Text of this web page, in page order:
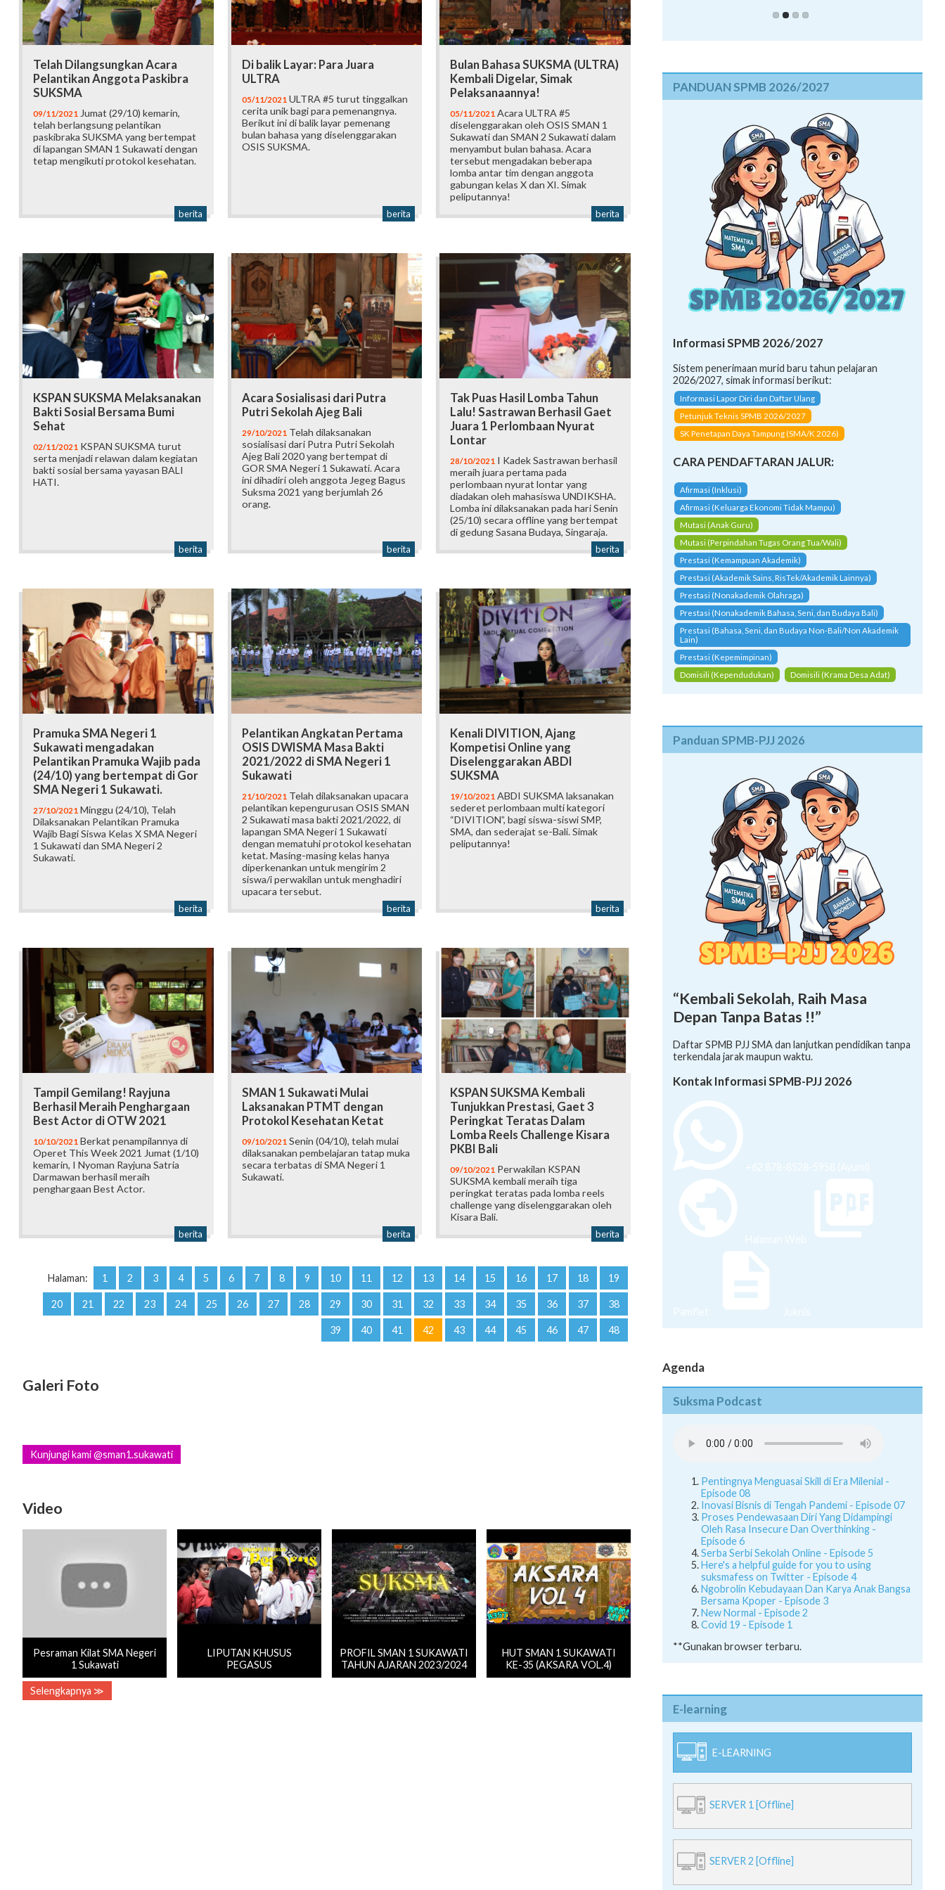
Telah Dilangsungkan Acara
Pelantikan Anggota Paskibra
SUKSMA
09/11/2021 Jumat (29/10) kemarin,
telah berlangsung pelantikan
paskibraka SUKSMA yang bertempat
di lapangan SMAN 1 Sukawati dengan
tetap mengikuti protokol kesehatan.
berita
Di balik Layar: Para Juara
ULTRA
05/11/2021 ULTRA #5 turut tinggalkan
cerita unik bagi para pemenangnya.
Berikut ini di balik layar pemenang
bulan bahasa yang diselenggarakan
OSIS SUKSMA.
berita
Bulan Bahasa SUKSMA (ULTRA)
Kembali Digelar, Simak
Pelaksanaannya!
05/11/2021 Acara ULTRA #5
diselenggarakan oleh OSIS SMAN 1
Sukawati dan SMAN 2 Sukawati dalam
menyambut bulan bahasa. Acara
tersebut mengadakan beberapa
lomba antar tim dengan anggota
gabungan kelas X dan XI. Simak
peliputannya!
berita
KSPAN SUKSMA Melaksanakan
Bakti Sosial Bersama Bumi
Sehat
02/11/2021 KSPAN SUKSMA turut
serta menjadi relawan dalam kegiatan
bakti sosial bersama yayasan BALI
HATI.
berita
Acara Sosialisasi dari Putra
Putri Sekolah Ajeg Bali
29/10/2021 Telah dilaksanakan
sosialisasi dari Putra Putri Sekolah
Ajeg Bali 2020 yang bertempat di
GOR SMA Negeri 1 Sukawati. Acara
ini dihadiri oleh anggota Jegeg Bagus
Suksma 2021 yang berjumlah 26
orang.
berita
Tak Puas Hasil Lomba Tahun
Lalu! Sastrawan Berhasil Gaet
Juara 1 Perlombaan Nyurat
Lontar
28/10/2021 I Kadek Sastrawan berhasil
meraih juara pertama pada
perlombaan nyurat lontar yang
diadakan oleh mahasiswa UNDIKSHA.
Lomba ini dilaksanakan pada hari Senin
(25/10) secara offline yang bertempat
di gedung Sasana Budaya, Singaraja.
berita
Pramuka SMA Negeri 1
Sukawati mengadakan
Pelantikan Pramuka Wajib pada
(24/10) yang bertempat di Gor
SMA Negeri 1 Sukawati.
27/10/2021 Minggu (24/10), Telah
Dilaksanakan Pelantikan Pramuka
Wajib Bagi Siswa Kelas X SMA Negeri
1 Sukawati dan SMA Negeri 2
Sukawati.
berita
Pelantikan Angkatan Pertama
OSIS DWISMA Masa Bakti
2021/2022 di SMA Negeri 1
Sukawati
21/10/2021 Telah dilaksanakan upacara
pelantikan kepengurusan OSIS SMAN
2 Sukawati masa bakti 2021/2022, di
lapangan SMA Negeri 1 Sukawati
dengan mematuhi protokol kesehatan
ketat. Masing-masing kelas hanya
diperkenankan untuk mengirim 2
siswa/i perwakilan untuk menghadiri
upacara tersebut.
berita
Kenali DIVITION, Ajang
Kompetisi Online yang
Diselenggarakan ABDI
SUKSMA
19/10/2021 ABDI SUKSMA laksanakan
sederet perlombaan multi kategori
“DIVITION”, bagi siswa-siswi SMP,
SMA, dan sederajat se-Bali. Simak
peliputannya!
berita
Tampil Gemilang! Rayjuna
Berhasil Meraih Penghargaan
Best Actor di OTW 2021
10/10/2021 Berkat penampilannya di
Operet This Week 2021 Jumat (1/10)
kemarin, I Nyoman Rayjuna Satria
Darmawan berhasil meraih
penghargaan Best Actor.
berita
SMAN 1 Sukawati Mulai
Laksanakan PTMT dengan
Protokol Kesehatan Ketat
09/10/2021 Senin (04/10), telah mulai
dilaksanakan pembelajaran tatap muka
secara terbatas di SMA Negeri 1
Sukawati.
berita
KSPAN SUKSMA Kembali
Tunjukkan Prestasi, Gaet 3
Peringkat Teratas Dalam
Lomba Reels Challenge Kisara
PKBI Bali
09/10/2021 Perwakilan KSPAN
SUKSMA kembali meraih tiga
peringkat teratas pada lomba reels
challenge yang diselenggarakan oleh
Kisara Bali.
berita
Halaman: 1 2 3 4 5 6 7 8 9 10 11 12 13 14 15 16 17 18 19
20 21 22 23 24 25 26 27 28 29 30 31 32 33 34 35 36 37 38
39 40 41 42 43 44 45 46 47 48
Galeri Foto
Kunjungi kami @sman1.sukawati
Video
Pesraman Kilat SMA Negeri
1 Sukawati
LIPUTAN KHUSUS
PEGASUS
PROFIL SMAN 1 SUKAWATI
TAHUN AJARAN 2023/2024
HUT SMAN 1 SUKAWATI
KE-35 (AKSARA VOL.4)
Selengkapnya ≫
PANDUAN SPMB 2026/2027
Informasi SPMB 2026/2027
Sistem penerimaan murid baru tahun pelajaran
2026/2027, simak informasi berikut:
Informasi Lapor Diri dan Daftar Ulang
Petunjuk Teknis SPMB 2026/2027
SK Penetapan Daya Tampung (SMA/K 2026)
CARA PENDAFTARAN JALUR:
Afirmasi (Inklusi)
Afirmasi (Keluarga Ekonomi Tidak Mampu)
Mutasi (Anak Guru)
Mutasi (Perpindahan Tugas Orang Tua/Wali)
Prestasi (Kemampuan Akademik)
Prestasi (Akademik Sains, RisTek/Akademik Lainnya)
Prestasi (Nonakademik Olahraga)
Prestasi (Nonakademik Bahasa, Seni, dan Budaya Bali)
Prestasi (Bahasa, Seni, dan Budaya Non-Bali/Non Akademik
Lain)
Prestasi (Kepemimpinan)
Domisili (Kependudukan)
Domisili (Krama Desa Adat)
Panduan SPMB-PJJ 2026
“Kembali Sekolah, Raih Masa
Depan Tanpa Batas !!”
Daftar SPMB PJJ SMA dan lanjutkan pendidikan tanpa
terkendala jarak maupun waktu.
Kontak Informasi SPMB-PJJ 2026
+62 878-8528-5958 (Ayumi)
Halaman Web
Pamflet Juknis
Agenda
Suksma Podcast
Pentingnya Menguasai Skill di Era Milenial -
Episode 08
Inovasi Bisnis di Tengah Pandemi - Episode 07
Proses Pendewasaan Diri Yang Didampingi
Oleh Rasa Insecure Dan Overthinking -
Episode 6
Serba Serbi Sekolah Online - Episode 5
Here's a helpful guide for you to using
suksmafess on Twitter - Episode 4
Ngobrolin Kebudayaan Dan Karya Anak Bangsa
Bersama Kpoper - Episode 3
New Normal - Episode 2
Covid 19 - Episode 1
**Gunakan browser terbaru.
E-learning
E-LEARNING
SERVER 1 [Offline]
SERVER 2 [Offline]